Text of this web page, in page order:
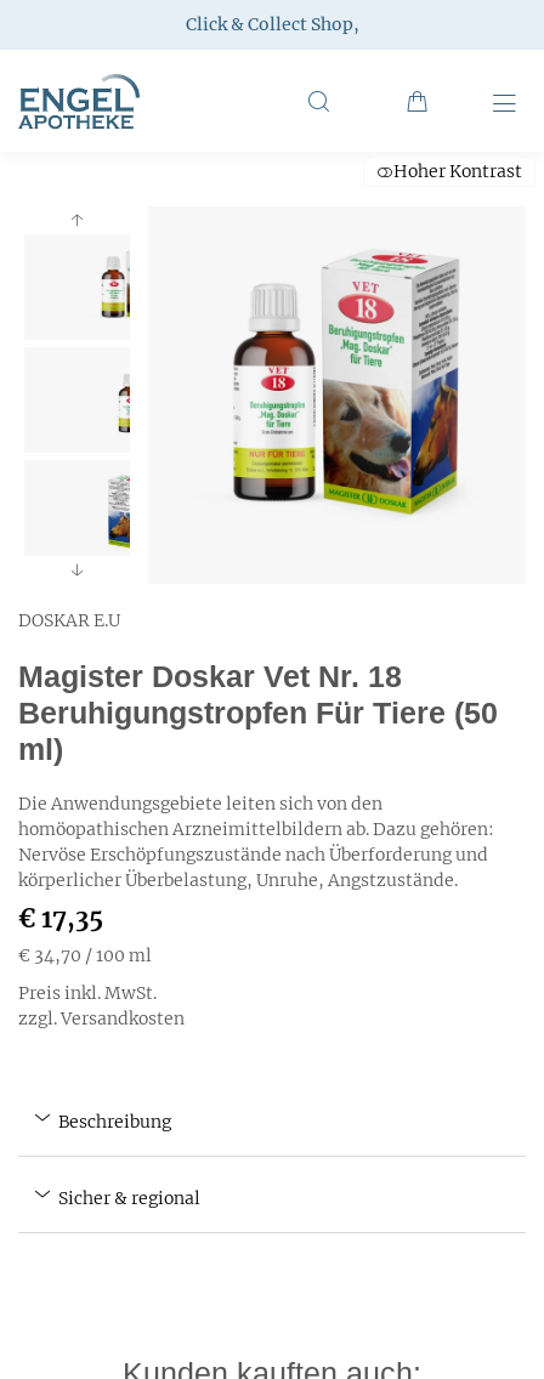
Click & Collect Shop,
Hoher Kontrast
DOSKAR E.U
Magister Doskar Vet Nr. 18
Beruhigungstropfen Für Tiere (50
ml)
Die Anwendungsgebiete leiten sich von den
homöopathischen Arzneimittelbildern ab. Dazu gehören:
Nervöse Erschöpfungszustände nach Überforderung und
körperlicher Überbelastung, Unruhe, Angstzustände.
€ 17,35
€ 34,70 / 100 ml
Preis inkl. MwSt.
zzgl. Versandkosten
Beschreibung
Sicher & regional